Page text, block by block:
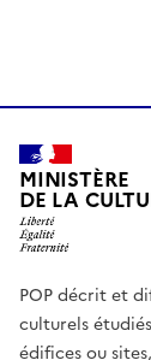
MINISTÈRE
DE LA
POP décrit et
culturels
édifices ou